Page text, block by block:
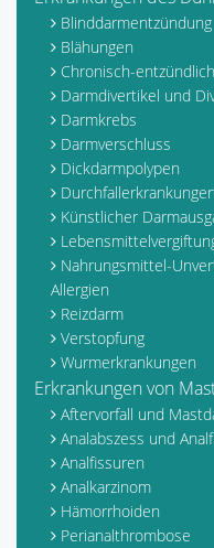
Blinddarmentzündung
Blähungen
Chronisch-
Darmdivertikel und
Darmkrebs
Darmverschluss
Dickdarmpolypen
Künstlicher
Nahrungsmittel-
Allergien
Reizdarm
Verstopfung
Wurmerkrankungen
Erkrankungen von
Aftervorfall und
Analabszess und
Analfissuren
Analkarzinom
Hämorrhoiden
Perianalthrombose